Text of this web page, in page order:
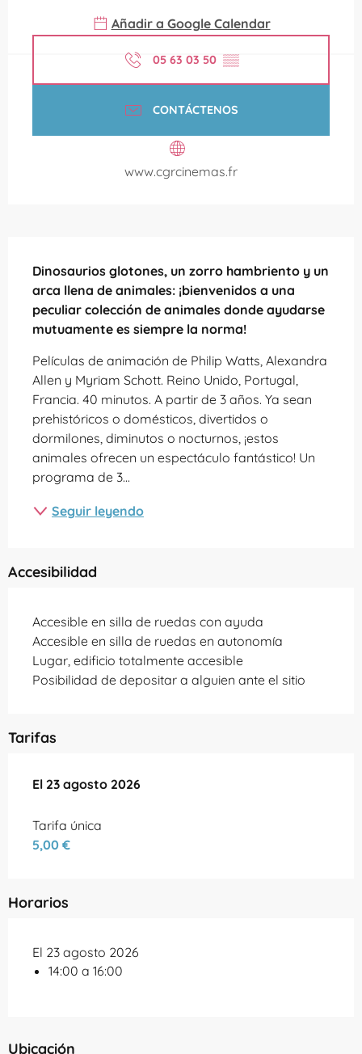
Añadir a Google Calendar
05 63 03 50 ▒▒
CONTÁCTENOS
www.cgrcinemas.fr
Dinosaurios glotones, un zorro hambriento y un
arca llena de animales: ¡bienvenidos a una
peculiar colección de animales donde ayudarse
mutuamente es siempre la norma!
Películas de animación de Philip Watts, Alexandra
Allen y Myriam Schott. Reino Unido, Portugal,
Francia. 40 minutos. A partir de 3 años. Ya sean
prehistóricos o domésticos, divertidos o
dormilones, diminutos o nocturnos, ¡estos
animales ofrecen un espectáculo fantástico! Un
programa de 3...
Seguir leyendo
Accesibilidad
Accesible en silla de ruedas con ayuda
Accesible en silla de ruedas en autonomía
Lugar, edificio totalmente accesible
Posibilidad de depositar a alguien ante el sitio
Tarifas
El 23 agosto 2026
El 23 agosto 2026
Tarifa única
5,00 €
Horarios
El 23 agosto 2026
14:00 a 16:00
Ubicación